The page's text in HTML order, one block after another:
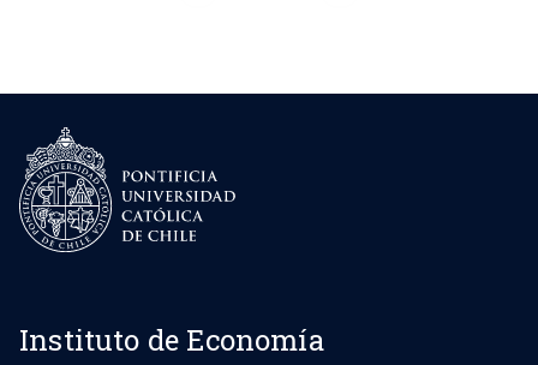
Instituto de Economía